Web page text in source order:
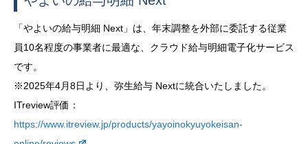
「やよいの給与明細 Next」は、年末調整を外部に委託する従業
員10名程度の事業者に最適な、クラウド給与明細電子化サービス
です。
※2025年4月8日より、弥生給与 Nextに統合いたしました。
ITreview評価：
https://www.itreview.jp/products/yayoinokyuyokeisan-